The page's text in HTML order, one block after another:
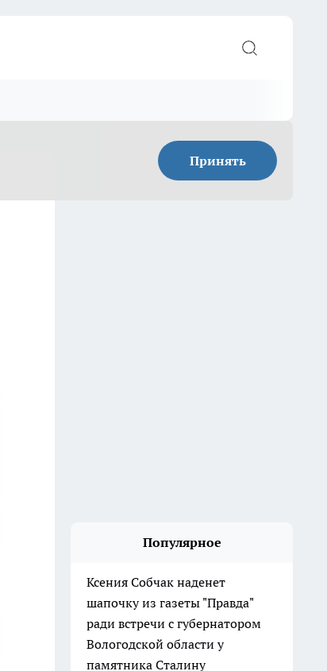
Принять
Популярное
Ксения Собчак наденет
шапочку из газеты "Правда"
ради встречи с губернатором
Вологодской области у
памятника Сталину